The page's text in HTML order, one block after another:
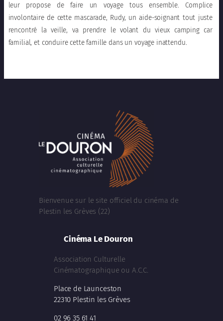
leur propose de faire un voyage tous ensemble. Complice
involontaire de cette mascarade, Rudy, un aide-soignant tout juste
rencontré la veille, va prendre le volant du vieux camping car
familial, et conduire cette famille dans un voyage inattendu.
Bienvenue sur le site officiel du cinéma de
Plestin les Grèves (22)
Cinéma Le Douron
Association Culturelle
Cinématographique ou A.C.C.
Place de Launceston
22310 Plestin les Grèves
02 96 35 61 41